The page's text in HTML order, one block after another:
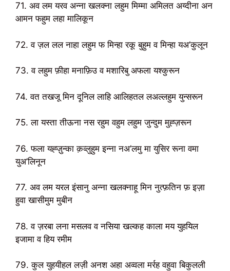
71. अव लम यरव अन्ना खलक्ना लहुम मिम्मा अमिलत अय्दीना अन
आमन फहुम लहा मालिकून
72. व ज़ल लल नाहा लहुम फ मिन्हा रकू बुहुम व मिन्हा यअ’कुलून
73. व लहुम फ़ीहा मनाफ़िउ व मशारिबु अफला यश्कुरून
74. वत तखजू मिन दूनिल लाहि आलिहतल लअल्लहुम युन्सरून
75. ला यस्ता तीऊना नस रहुम वहुम लहुम जुन्दुम मुह्ज़रून
76. फला यह्ज़ुन्का क़व्लुहुम इन्ना नअ’लमु मा युसिर रूना वमा
युअ’लिनून
77. अव लम यरल इंसानु अन्ना खलक्नाहू मिन नुत्फ़तिन फ़ इज़ा
हुवा खासीमुम मुबीन
78. व ज़रबा लना मसलव व नसिया खल्कह काला मय युहयिल
इजामा व हिय रमीम
79. कुल युहयीहल लज़ी अनश अहा अव्वला मर्रह वहुवा बिकुलली